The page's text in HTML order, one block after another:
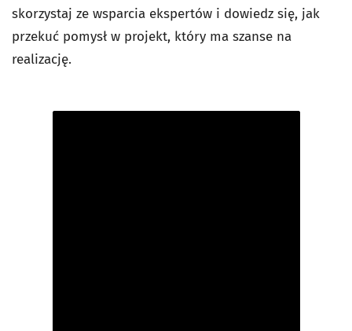
skorzystaj ze wsparcia ekspertów i dowiedz się, jak
przekuć pomysł w projekt, który ma szanse na
realizację.